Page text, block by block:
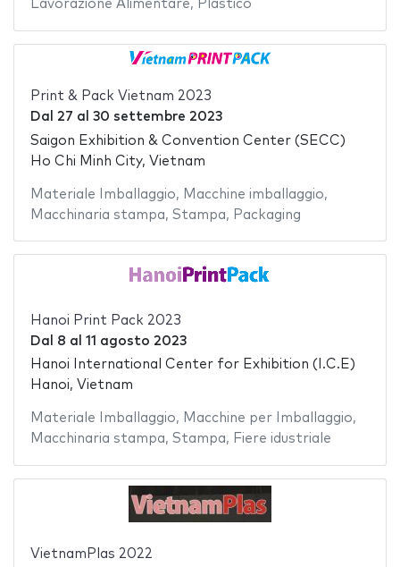
Lavorazione Alimentare, Plastico
Print & Pack Vietnam 2023
Dal 27 al 30 settembre 2023
Saigon Exhibition & Convention Center (SECC)
Ho Chi Minh City, Vietnam
Materiale Imballaggio, Macchine imballaggio,
Macchinaria stampa, Stampa, Packaging
Hanoi Print Pack 2023
Dal 8 al 11 agosto 2023
Hanoi International Center for Exhibition (I.C.E)
Hanoi, Vietnam
Materiale Imballaggio, Macchine per Imballaggio,
Macchinaria stampa, Stampa, Fiere idustriale
VietnamPlas 2022